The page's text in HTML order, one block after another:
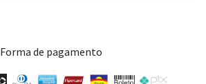
Forma de pagamento